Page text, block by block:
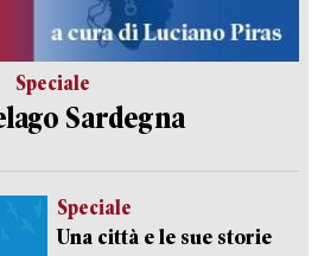
Speciale
Sardegna
Speciale
Una città e le sue storie